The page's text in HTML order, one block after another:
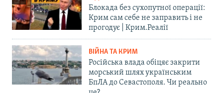
Блокада без сухопутної операції:
Крим сам себе не заправить і не
прогодує | Крим.Реалії
ВІЙНА ТА КРИМ
Російська влада обіцяє закрити
морський шлях українським
БпЛА до Севастополя. Чи реально